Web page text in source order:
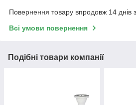
Повернення товару впродовж 14 днів
Всі умови повернення
Подібні товари компанії